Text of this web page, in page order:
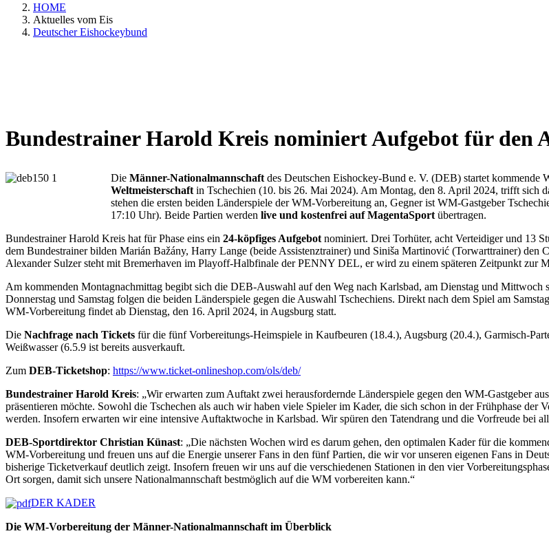
HOME
Aktuelles vom Eis
Deutscher Eishockeybund
Bundestrainer Harold Kreis nominiert Aufgebot für den
Die Männer-Nationalmannschaft des Deutschen Eishockey-Bund e. V. (DEB) startet kommende
Weltmeisterschaft in Tschechien (10. bis 26. Mai 2024). Am Montag, den 8. April 2024, trifft sich
stehen die ersten beiden Länderspiele der WM-Vorbereitung an, Gegner ist WM-Gastgeber
17:10 Uhr). Beide Partien werden live und kostenfrei auf MagentaSport übertragen.
Bundestrainer Harold Kreis hat für Phase eins ein 24-köpfiges Aufgebot nominiert. Drei Torhüter, acht Verteidiger und 13
dem Bundestrainer bilden Marián Bažány, Harry Lange (beide Assistenztrainer) und Siniša Martinović (Torwarttrainer)
Alexander Sulzer steht mit Bremerhaven im Playoff-Halbfinale der PENNY DEL, er wird zu einem späteren Zeitpunkt zur
Am kommenden Montagnachmittag begibt sich die DEB-Auswahl auf den Weg nach Karlsbad, am Dienstag und
Donnerstag und Samstag folgen die beiden Länderspiele gegen die Auswahl Tschechiens. Direkt nach dem Spiel am
WM-Vorbereitung findet ab Dienstag, den 16. April 2024, in Augsburg statt.
Die Nachfrage nach Tickets für die fünf Vorbereitungs-Heimspiele in Kaufbeuren (18.4.), Augsburg (20.4.), Garmisch-
Weißwasser (6.5.9 ist bereits ausverkauft.
Zum DEB-Ticketshop: https://www.ticket-onlineshop.com/ols/deb/
Bundestrainer Harold Kreis: „Wir erwarten zum Auftakt zwei herausfordernde Länderspiele gegen den WM-Gastgeber
präsentieren möchte. Sowohl die Tschechen als auch wir haben viele Spieler im Kader, die sich schon in der Frühphase
werden. Insofern erwarten wir eine intensive Auftaktwoche in Karlsbad. Wir spüren den Tatendrang und die Vorfreude bei
DEB-Sportdirektor Christian Künast: „Die nächsten Wochen wird es darum gehen, den optimalen Kader für die
WM-Vorbereitung und freuen uns auf die Energie unserer Fans in den fünf Partien, die wir vor unseren eigenen Fans in
bisherige Ticketverkauf deutlich zeigt. Insofern freuen wir uns auf die verschiedenen Stationen in den vier
Ort sorgen, damit sich unsere Nationalmannschaft bestmöglich auf die WM vorbereiten kann.“
DER KADER
Die WM-Vorbereitung der Männer-Nationalmannschaft im Überblick